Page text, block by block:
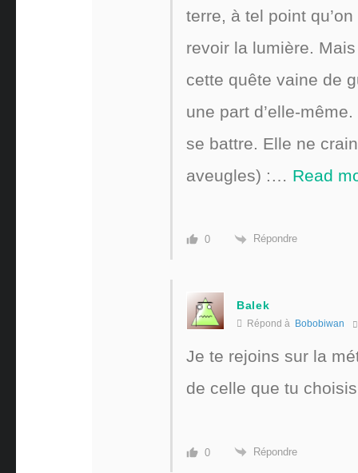
terre, à tel point
revoir la lumière.
cette quête vaine de
une part d’elle-
se battre. Elle ne
aveugles) : … Read
0 Répondre
Balek
Répond à Bobobiwan
Je te rejoins sur la
de celle que tu
0 Répondre